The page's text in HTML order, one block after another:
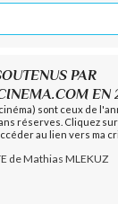
PAR
EN
sont ceux de
réserves. Cliquez
au lien vers ma
de Mathias MLEKUZ